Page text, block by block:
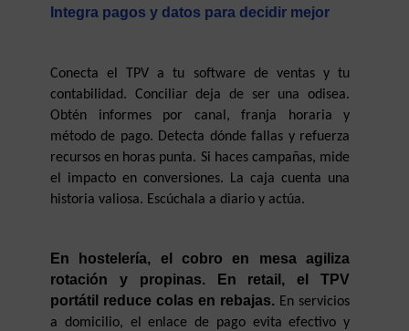
Integra pagos y datos para decidir mejor
Conecta el TPV a tu software de ventas y tu
contabilidad. Conciliar deja de ser una odisea.
Obtén informes por canal, franja horaria y
método de pago. Detecta dónde fallas y refuerza
recursos en horas punta. Si haces campañas, mide
el impacto en conversiones. La caja cuenta una
historia valiosa. Escúchala a diario y actúa.
En hostelería, el cobro en mesa agiliza
rotación y propinas. En retail, el TPV
portátil reduce colas en rebajas. En servicios
a domicilio, el enlace de pago evita efectivo y